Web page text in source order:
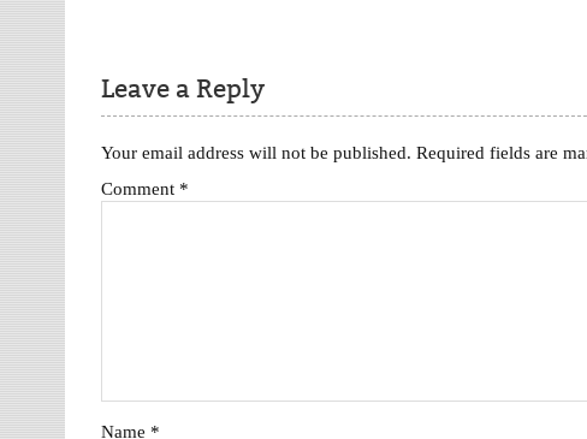
Leave a Reply
Your email address will not be published. Required fields are
Comment *
Name *